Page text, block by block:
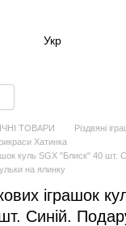
Укр
ТОВАРИ
Різдвяні
Хатинка
куль SGX "Блиск" 40 шт.
на ялинку
іграшок
Синій.